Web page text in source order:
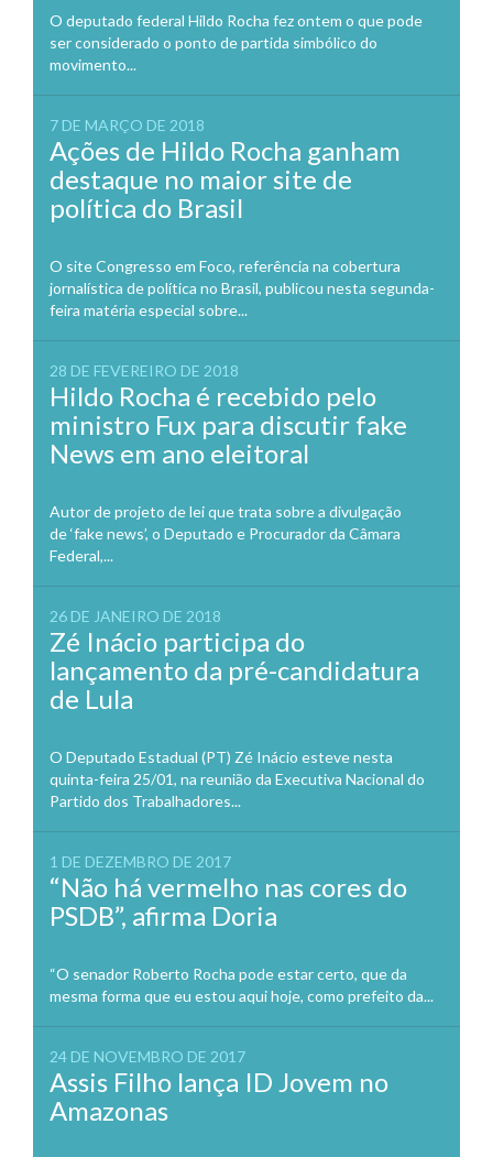
O deputado federal Hildo Rocha fez ontem o que pode
ser considerado o ponto de partida simbólico do
movimento...
7 DE MARÇO DE 2018
Ações de Hildo Rocha ganham
destaque no maior site de
política do Brasil
O site Congresso em Foco, referência na cobertura
jornalística de política no Brasil, publicou nesta segunda-
feira matéria especial sobre...
28 DE FEVEREIRO DE 2018
Hildo Rocha é recebido pelo
ministro Fux para discutir fake
News em ano eleitoral
Autor de projeto de lei que trata sobre a divulgação
de ‘fake news’, o Deputado e Procurador da Câmara
Federal,...
26 DE JANEIRO DE 2018
Zé Inácio participa do
lançamento da pré-candidatura
de Lula
O Deputado Estadual (PT) Zé Inácio esteve nesta
quinta-feira 25/01, na reunião da Executiva Nacional do
Partido dos Trabalhadores...
1 DE DEZEMBRO DE 2017
“Não há vermelho nas cores do
PSDB”, afirma Doria
“O senador Roberto Rocha pode estar certo, que da
mesma forma que eu estou aqui hoje, como prefeito da...
24 DE NOVEMBRO DE 2017
Assis Filho lança ID Jovem no
Amazonas